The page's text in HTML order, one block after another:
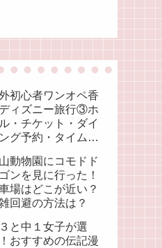
初心者ワンオペ香
ィズニー旅行③ホ
・チケット・ダイ
グ予約・タイムス
動物園にコモドド
ンを見に行った！
場はどこが近い？
回避の方法は？
と中１女子が選
おすすめの伝記漫